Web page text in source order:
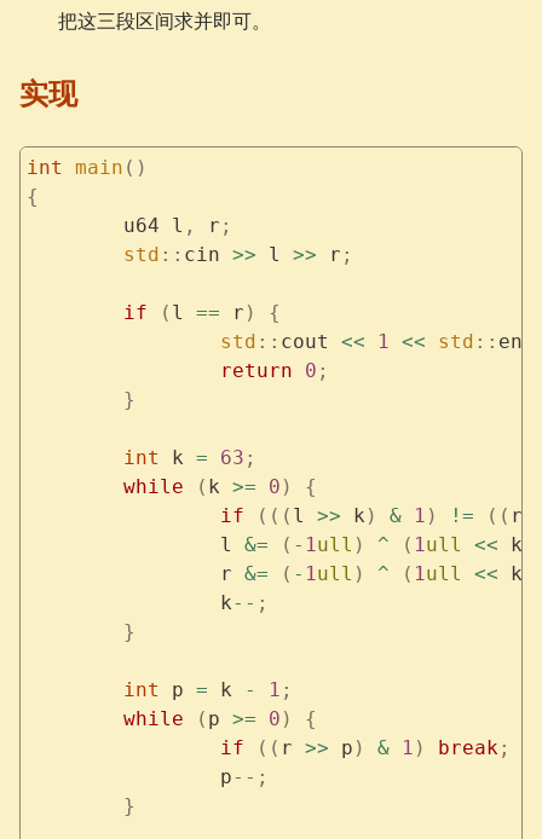
把这三段区间求并即可。
实现
int main ()
{
	u64 l
, r ;
	std
:: cin >> l >> r ;
	if
( l == r )
{
		std
:: cout << 1 << std ::
		return
0 ;
	}
	int
k = 63 ;
	while
( k >= 0 )
{
		if
((( l >> k ) & 1 ) != (( r
		l
&= ( - 1ull ) ^ ( 1ull << k
		r
&= ( - 1ull ) ^ ( 1ull << k
		k
-- ;
	}
	int
p = k - 1 ;
	while
( p >= 0 )
{
		if
(( r >> p ) & 1 ) break;
		p
-- ;
	}